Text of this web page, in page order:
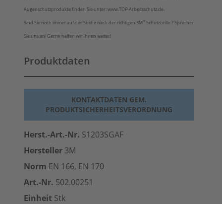
Augenschutzprodukte finden Sie unter: www.TOP-Arbeitsschutz.de.
Sind Sie noch immer auf der Suche nach der richtigen 3M™ Schutzbrille ? Sprechen
Sie uns an! Gerne helfen wir Ihnen weiter!
Produktdaten
KONTAKTDATEN GEM.
PRODUKTSICHERHEITSVERORDNUNG
Herst.-Art.-Nr. S1203SGAF
Hersteller 3M
Norm EN 166, EN 170
Art.-Nr. 502.00251
Einheit Stk